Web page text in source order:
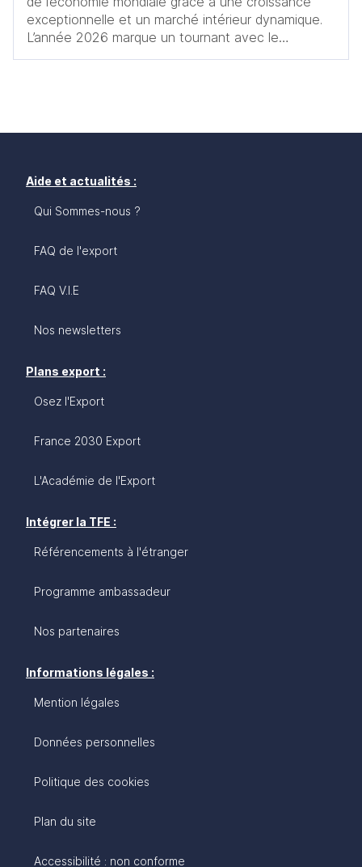
exceptionnelle et un marché intérieur dynamique.
L’année 2026 marque un tournant avec le
lancement de l’Année franco indienne de
stratégiques et les débouchés pour l'offre
affaires a vocation à éclairer, orienter et inspirer
sur ce marché stratégique.
Aide et actualités :
Qui Sommes-nous ?
FAQ de l'export
FAQ V.I.E
Nos newsletters
Plans export :
Osez l'Export
France 2030 Export
L'Académie de l'Export
Intégrer la TFE :
Référencements à l'étranger
Programme ambassadeur
Nos partenaires
Informations légales :
Mention légales
Données personnelles
Politique des cookies
Plan du site
Accessibilité : non conforme